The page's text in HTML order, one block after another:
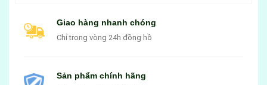
Giao hàng nhanh chóng
Chỉ trong vòng 24h đồng hồ
Sản phẩm chính hãng